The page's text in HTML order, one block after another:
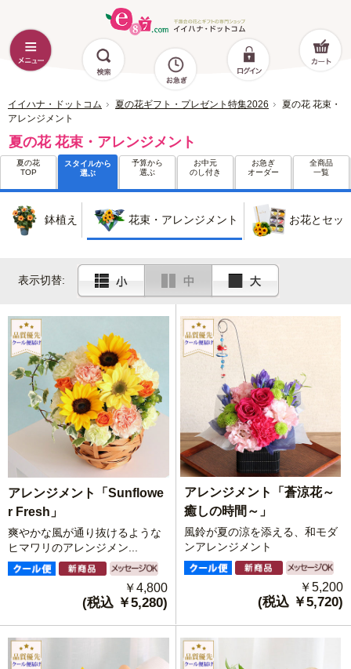
イイハナ・ドットコム 夏の花ギフト・プレゼント特集2026
夏の花 花束・
アレンジメント
夏の花 花束・アレンジメント
夏の花
TOP
スタイルから
選ぶ
予算から
選ぶ
お中元
のし付き
お急ぎ
オーダー
全商品
一覧
鉢植え 花束・アレンジメント お花とセッ
表示切替:
アレンジメント「Sunflowe
r Fresh」
爽やかな風が通り抜けるような
ヒマワリのアレンジメン...
￥4,800
(税込 ￥5,280)
アレンジメント「蒼涼花～
癒しの時間～」
風鈴が夏の涼を添える、和モダ
ンアレンジメント
￥5,200
(税込 ￥5,720)